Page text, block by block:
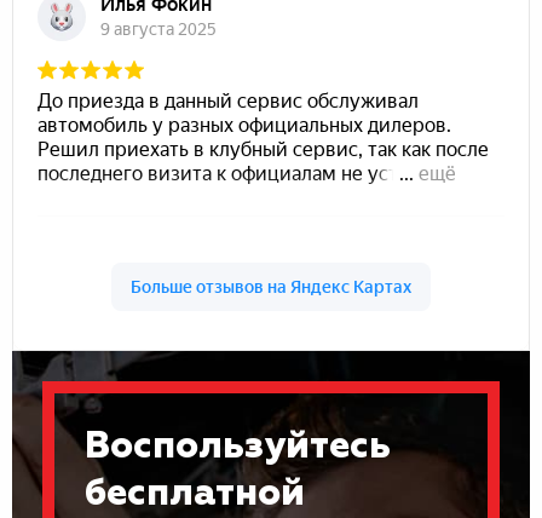
Воспользуйтесь
бесплатной